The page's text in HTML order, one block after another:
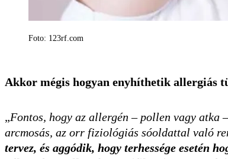
Foto: 123rf.com
Akkor mégis hogyan enyhíthetik allergiás
„Fontos, hogy az allergén – pollen vagy atka
arcmosás, az orr fiziológiás sóoldattal való
tervez, és aggódik, hogy terhessége esetén